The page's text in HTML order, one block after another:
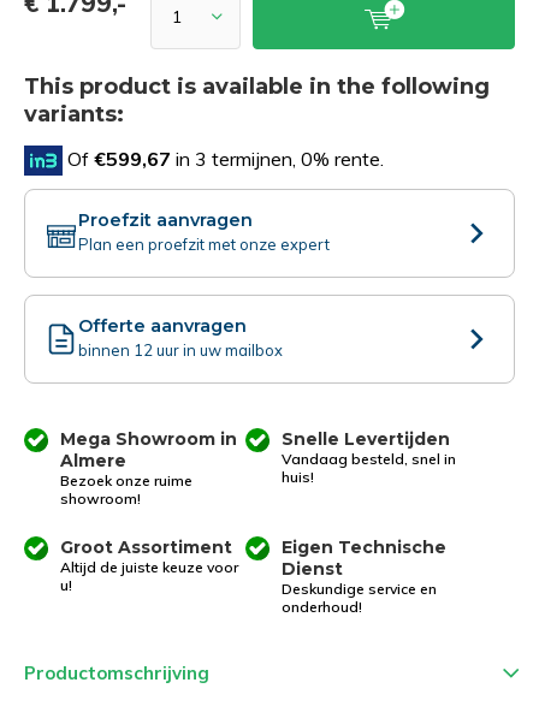
This product is available in the following
variants:
Of €599,67 in 3 termijnen, 0% rente.
Proefzit aanvragen
Plan een proefzit met onze expert
Offerte aanvragen
binnen 12 uur in uw mailbox
Mega Showroom in
Almere
Bezoek onze ruime
showroom!
Snelle Levertijden
Vandaag besteld, snel in
huis!
Groot Assortiment
Altijd de juiste keuze voor
u!
Eigen Technische
Dienst
Deskundige service en
onderhoud!
Productomschrijving